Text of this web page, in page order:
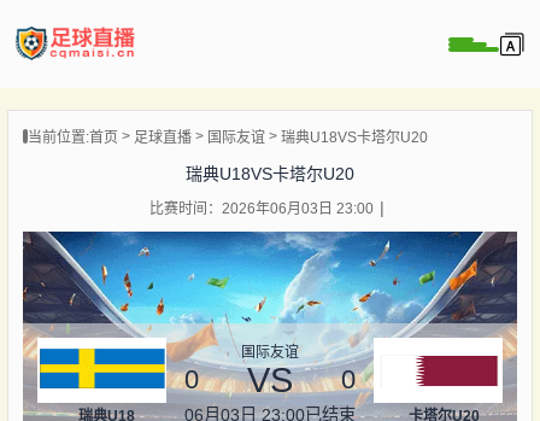
播
闻
当前位置:首页 足球直播 国际友谊 瑞典U18VS卡塔尔U20
瑞典U18VS卡塔尔U20
比赛时间：2026年06月03日 23:00
瑞典U18
国际友谊
0 VS 0
06月03日 23:00已结束 卡塔尔U20